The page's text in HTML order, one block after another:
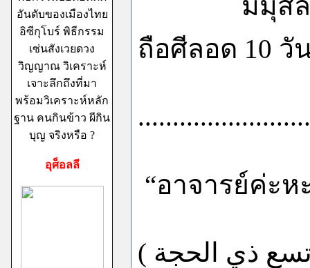
อันดับของเมืองไทย
อิซีกุโบร์ พิธีกรรม
เซ่นสังเวยดวง
วิญญาณ วิเคราะห์
เจาะลึกถึงที่มา
พร้อมวิเคราะห์หลัก
ฐาน คนกินข้าว ผีกิน
บุญ จริงหรือ ?
อุศ็อลลี
ถือศีลอด 10
“อาจารย์ค่ะห
ذي الحجة